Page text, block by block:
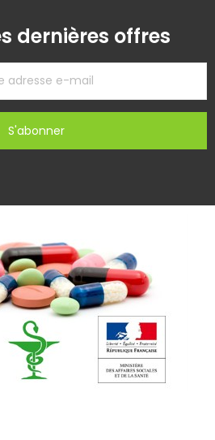
dernières offres
S'abonner